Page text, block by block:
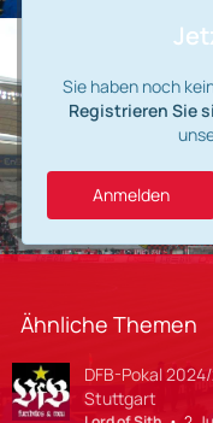
Sie haben noch
Registrieren Sie
Anmelden
Ähnliche Themen
DFB-Pokal
Stuttgart